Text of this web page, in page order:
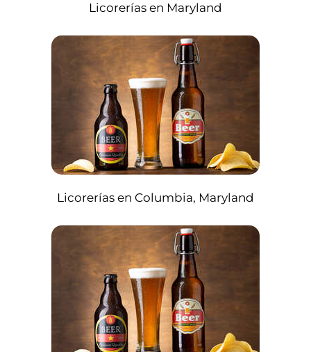
Licorerías en Maryland
Licorerías en Columbia, Maryland